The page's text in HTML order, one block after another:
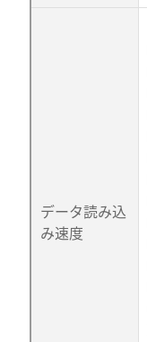
データ読み込
み速度